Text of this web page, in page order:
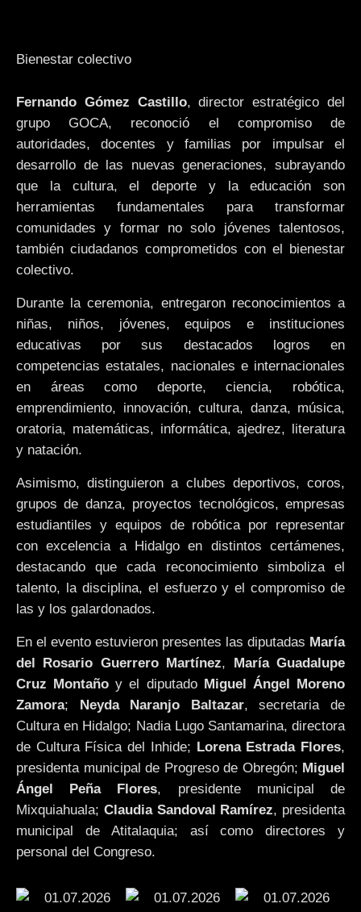
Bienestar colectivo
Fernando Gómez Castillo, director estratégico del
grupo GOCA, reconoció el compromiso de
autoridades, docentes y familias por impulsar el
desarrollo de las nuevas generaciones, subrayando
que la cultura, el deporte y la educación son
herramientas fundamentales para transformar
comunidades y formar no solo jóvenes talentosos,
también ciudadanos comprometidos con el bienestar
colectivo.
Durante la ceremonia, entregaron reconocimientos a
niñas, niños, jóvenes, equipos e instituciones
educativas por sus destacados logros en
competencias estatales, nacionales e internacionales
en áreas como deporte, ciencia, robótica,
emprendimiento, innovación, cultura, danza, música,
oratoria, matemáticas, informática, ajedrez, literatura
y natación.
Asimismo, distinguieron a clubes deportivos, coros,
grupos de danza, proyectos tecnológicos, empresas
estudiantiles y equipos de robótica por representar
con excelencia a Hidalgo en distintos certámenes,
destacando que cada reconocimiento simboliza el
talento, la disciplina, el esfuerzo y el compromiso de
las y los galardonados.
En el evento estuvieron presentes las diputadas María
del Rosario Guerrero Martínez, María Guadalupe
Cruz Montaño y el diputado Miguel Ángel Moreno
Zamora; Neyda Naranjo Baltazar, secretaria de
Cultura en Hidalgo; Nadia Lugo Santamarina, directora
de Cultura Física del Inhide; Lorena Estrada Flores,
presidenta municipal de Progreso de Obregón; Miguel
Ángel Peña Flores, presidente municipal de
Mixquiahuala; Claudia Sandoval Ramírez, presidenta
municipal de Atitalaquia; así como directores y
personal del Congreso.